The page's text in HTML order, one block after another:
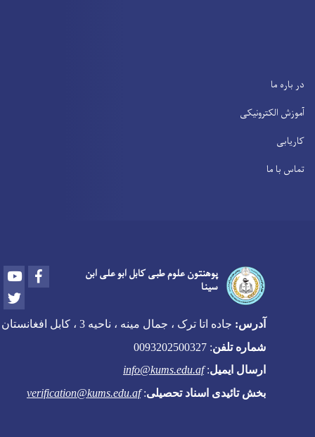
در باره ما
آموزش الکترونیکی
کاریابی
تماس با ما
پوهنتون علوم طبی کابل ابو علی ابن
سینا
Youtube
آدرس: جاده اتا ترک ، جمال مینه ، ناحیه 3 ، کابل افغانستان
شماره تلفن:
ارسال ایمیل:
info@kums.edu.af
بخش تائیدی اسناد تحصیلی:
verification@kums.edu.af